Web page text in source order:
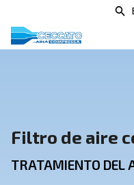
Filtro de